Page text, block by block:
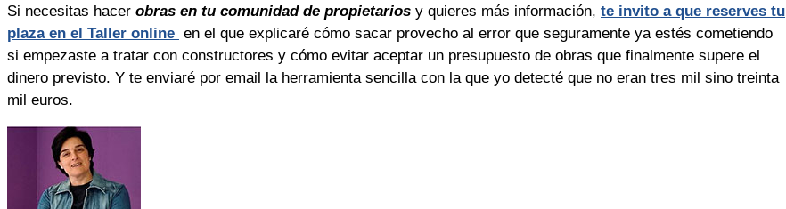
Si necesitas hacer obras en tu comunidad de propietarios y quieres más información, te invito a que reserves tu
plaza en el Taller online en el que explicaré cómo sacar provecho al error que seguramente ya estés cometiendo
si empezaste a tratar con constructores y cómo evitar aceptar un presupuesto de obras que finalmente supere el
dinero previsto. Y te enviaré por email la herramienta sencilla con la que yo detecté que no eran tres mil sino treinta
mil euros.